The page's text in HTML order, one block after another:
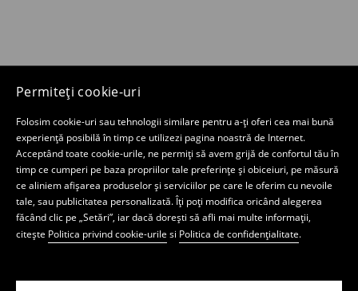
Permiteți cookie-uri
Folosim cookie-uri sau tehnologii similare pentru a-ți oferi cea mai bună
experiență posibilă în timp ce utilizezi pagina noastră de Internet.
Acceptând toate cookie-urile, ne permiți să avem grijă de confortul tău în
timp ce cumperi pe baza propriilor tale preferințe și obiceiuri, pe măsură
ce aliniem afișarea produselor și serviciilor pe care le oferim cu nevoile
tale, sau publicitatea personalizată. Îți poți modifica oricând alegerea
făcând clic pe „Setări”, iar dacă dorești să afli mai multe informații,
citește Politica privind cookie-urile si Politica de confidențialitate.